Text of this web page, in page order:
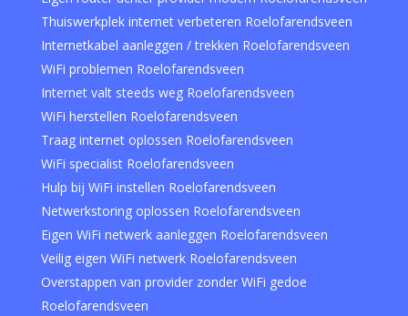
Thuiswerkplek internet verbeteren Roelofarendsveen
Internetkabel aanleggen / trekken Roelofarendsveen
WiFi problemen Roelofarendsveen
Internet valt steeds weg Roelofarendsveen
WiFi herstellen Roelofarendsveen
Traag internet oplossen Roelofarendsveen
WiFi specialist Roelofarendsveen
Hulp bij WiFi instellen Roelofarendsveen
Netwerkstoring oplossen Roelofarendsveen
Eigen WiFi netwerk aanleggen Roelofarendsveen
Veilig eigen WiFi netwerk Roelofarendsveen
Overstappen van provider zonder WiFi gedoe
Roelofarendsveen